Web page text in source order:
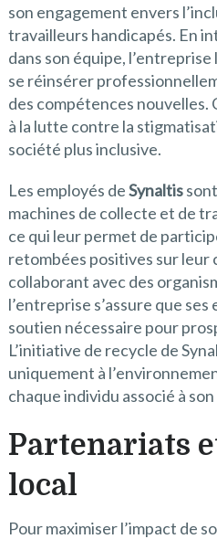
son engagement envers
travailleurs handicapés. En
dans son équipe,
se réinsérer
des compétences
à la lutte contre la
société plus inclusive.
Les employés deSynaltis
machines de collecte et de
ce qui leur permet de
retombées positives sur leur
collaborant avec des
l’entreprise s’assure que
soutien nécessaire pour
L’initiative de recycle de
uniquement à
chaque individu associé à
Partenariats
local
Pour maximiser l’impact de